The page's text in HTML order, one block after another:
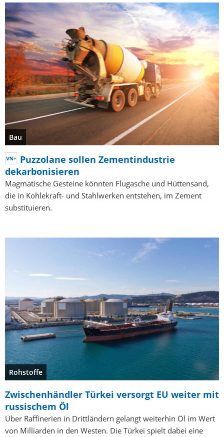
Bau
Puzzolane sollen Zementindustrie
dekarbonisieren
Magmatische Gesteine könnten Flugasche und Hüttensand,
die in Kohlekraft- und Stahlwerken entstehen, im Zement
substituieren.
Rohstoffe
Zwischenhändler Türkei versorgt EU weiter mit
russischem Öl
Über Raffinerien in Drittländern gelangt weiterhin Öl im Wert
von Milliarden in den Westen. Die Türkei spielt dabei eine